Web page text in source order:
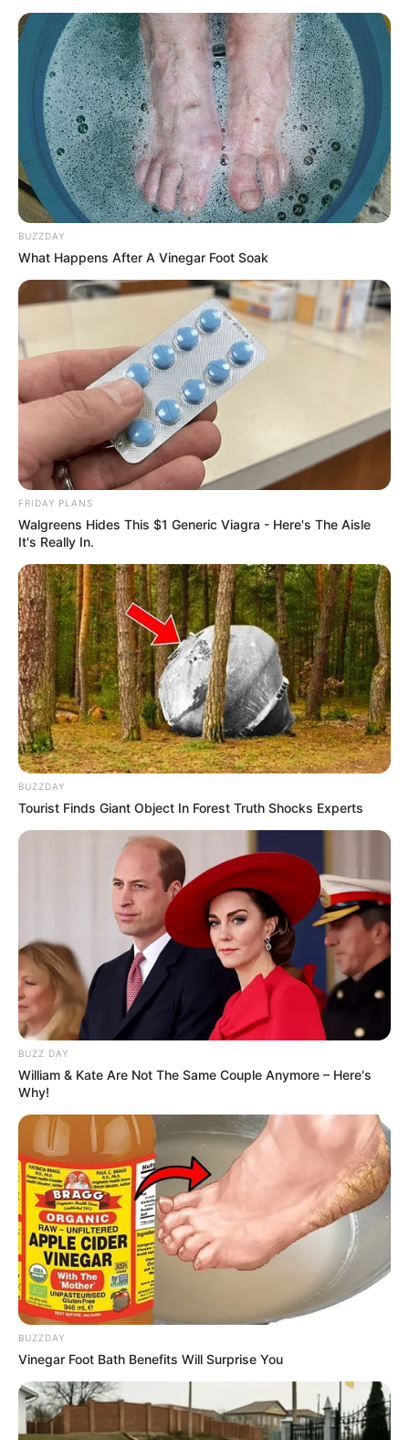
BUZZDAY
What Happens After A Vinegar Foot Soak
FRIDAY PLANS
Walgreens Hides This $1 Generic Viagra - Here's The Aisle
It's Really In.
BUZZDAY
Tourist Finds Giant Object In Forest Truth Shocks Experts
BUZZ DAY
William & Kate Are Not The Same Couple Anymore – Here's
Why!
BUZZDAY
Vinegar Foot Bath Benefits Will Surprise You